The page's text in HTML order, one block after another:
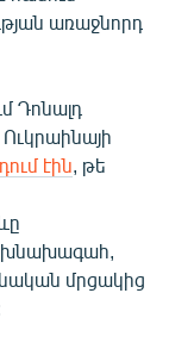
առաջնորդ
Դոնալդ
Ուկրաինայի
էին , թե
մրցակից